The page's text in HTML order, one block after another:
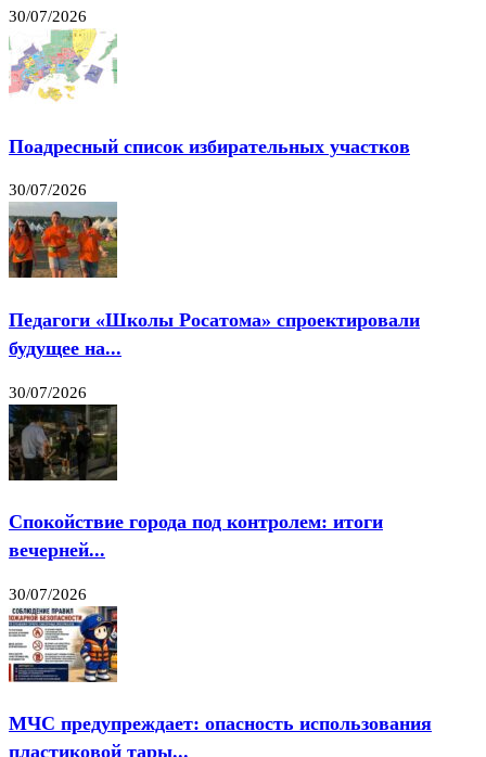
30/07/2026
Поадресный список избирательных участков
30/07/2026
Педагоги «Школы Росатома» спроектировали
будущее на...
30/07/2026
Спокойствие города под контролем: итоги
вечерней...
30/07/2026
МЧС предупреждает: опасность использования
пластиковой тары...